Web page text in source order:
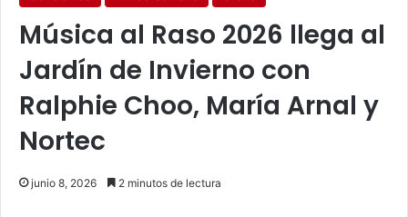
Música al Raso 2026 llega al
Jardín de Invierno con
Ralphie Choo, María Arnal y
Nortec
junio 8, 2026 2 minutos de lectura